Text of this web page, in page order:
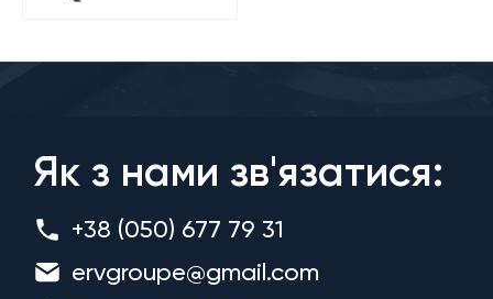
Як з нами зв'язатися:
+38 (050) 677 79 31
ervgroupe@gmail.com